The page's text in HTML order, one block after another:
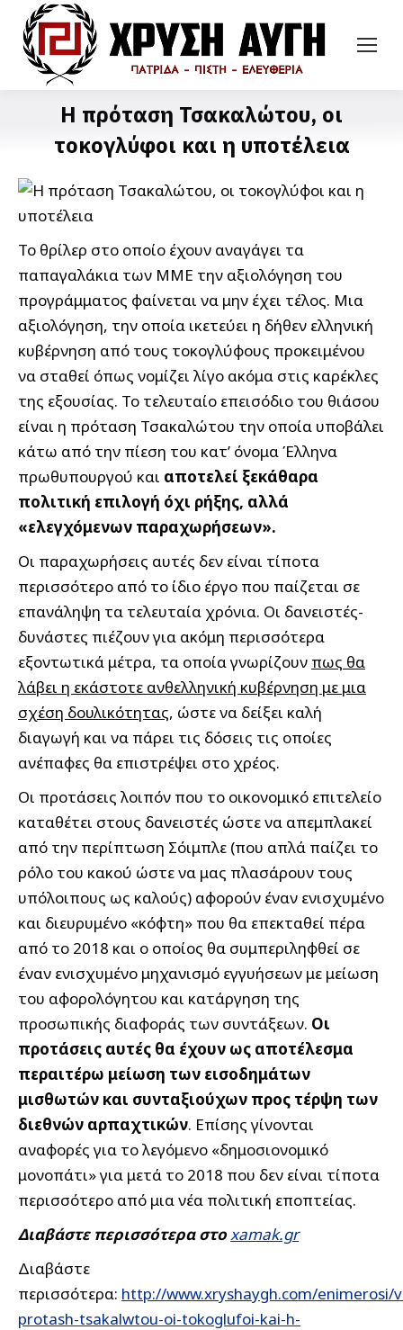
Η πρόταση Τσακαλώτου, οι
τοκογλύφοι και η υποτέλεια
Το θρίλερ στο οποίο έχουν αναγάγει τα
παπαγαλάκια των ΜΜΕ την αξιολόγηση του
προγράμματος φαίνεται να μην έχει τέλος. Μια
αξιολόγηση, την οποία ικετεύει η δήθεν ελληνική
κυβέρνηση από τους τοκογλύφους προκειμένου
να σταθεί όπως νομίζει λίγο ακόμα στις καρέκλες
της εξουσίας. Το τελευταίο επεισόδιο του θιάσου
είναι η πρόταση Τσακαλώτου την οποία υποβάλει
κάτω από την πίεση του κατ’ όνομα Έλληνα
πρωθυπουργού και αποτελεί ξεκάθαρα
πολιτική επιλογή όχι ρήξης, αλλά
«ελεγχόμενων παραχωρήσεων».
Οι παραχωρήσεις αυτές δεν είναι τίποτα
περισσότερο από το ίδιο έργο που παίζεται σε
επανάληψη τα τελευταία χρόνια. Οι δανειστές-
δυνάστες πιέζουν για ακόμη περισσότερα
εξοντωτικά μέτρα, τα οποία γνωρίζουν πως θα
λάβει η εκάστοτε ανθελληνική κυβέρνηση με μια
σχέση δουλικότητας, ώστε να δείξει καλή
διαγωγή και να πάρει τις δόσεις τις οποίες
ανέπαφες θα επιστρέψει στο χρέος.
Οι προτάσεις λοιπόν που το οικονομικό επιτελείο
καταθέτει στους δανειστές ώστε να απεμπλακεί
από την περίπτωση Σόιμπλε (που απλά παίζει το
ρόλο του κακού ώστε να μας πλασάρουν τους
υπόλοιπους ως καλούς) αφορούν έναν ενισχυμένο
και διευρυμένο «κόφτη» που θα επεκταθεί πέρα
από το 2018 και ο οποίος θα συμπεριληφθεί σε
έναν ενισχυμένο μηχανισμό εγγυήσεων με μείωση
του αφορολόγητου και κατάργηση της
προσωπικής διαφοράς των συντάξεων. Οι
προτάσεις αυτές θα έχουν ως αποτέλεσμα
περαιτέρω μείωση των εισοδημάτων
μισθωτών και συνταξιούχων προς τέρψη των
διεθνών αρπαχτικών. Επίσης γίνονται
αναφορές για το λεγόμενο «δημοσιονομικό
μονοπάτι» για μετά το 2018 που δεν είναι τίποτα
περισσότερο από μια νέα πολιτική εποπτείας.
Διαβάστε περισσότερα στοxamak.gr
Διαβάστε
περισσότερα: http://www.xryshaygh.com/enimerosi/
protash-tsakalwtou-oi-tokoglufoi-kai-h-